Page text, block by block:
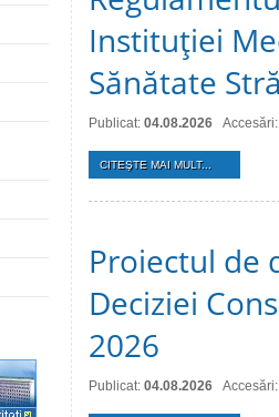
Instituţiei
Sănătate
Publicat: 04.08.2026
CITEŞTE MAI MULT...
Proiectul de
Deciziei
2026
Publicat: 04.08.2026